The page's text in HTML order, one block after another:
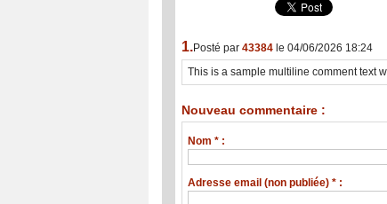
1.Posté par 43384 le 04/06/2026 18:24
This is a sample multiline comment text
Nouveau commentaire :
Nom * :
Adresse email (non publiée) * :